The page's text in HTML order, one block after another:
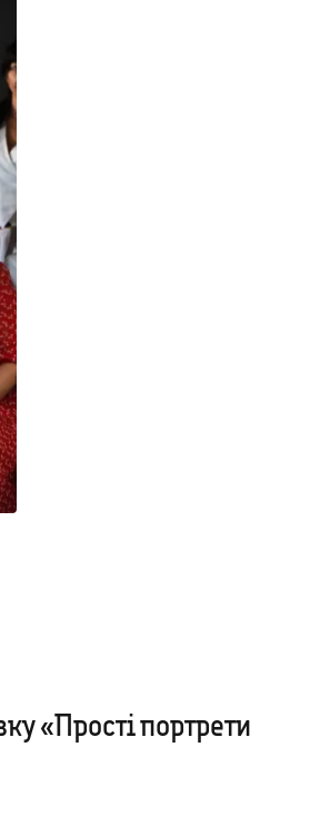
«Прості портрети